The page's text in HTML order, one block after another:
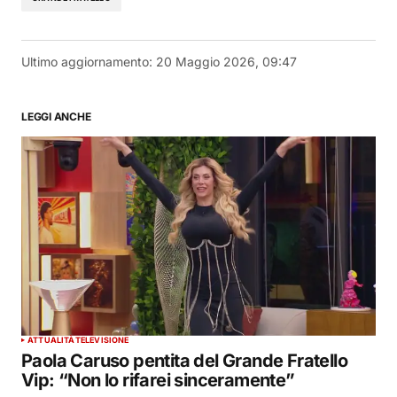
Ultimo aggiornamento: 20 Maggio 2026, 09:47
LEGGI ANCHE
ATTUALITÀTELEVISIONE
Paola Caruso pentita del Grande Fratello
Vip: “Non lo rifarei sinceramente”